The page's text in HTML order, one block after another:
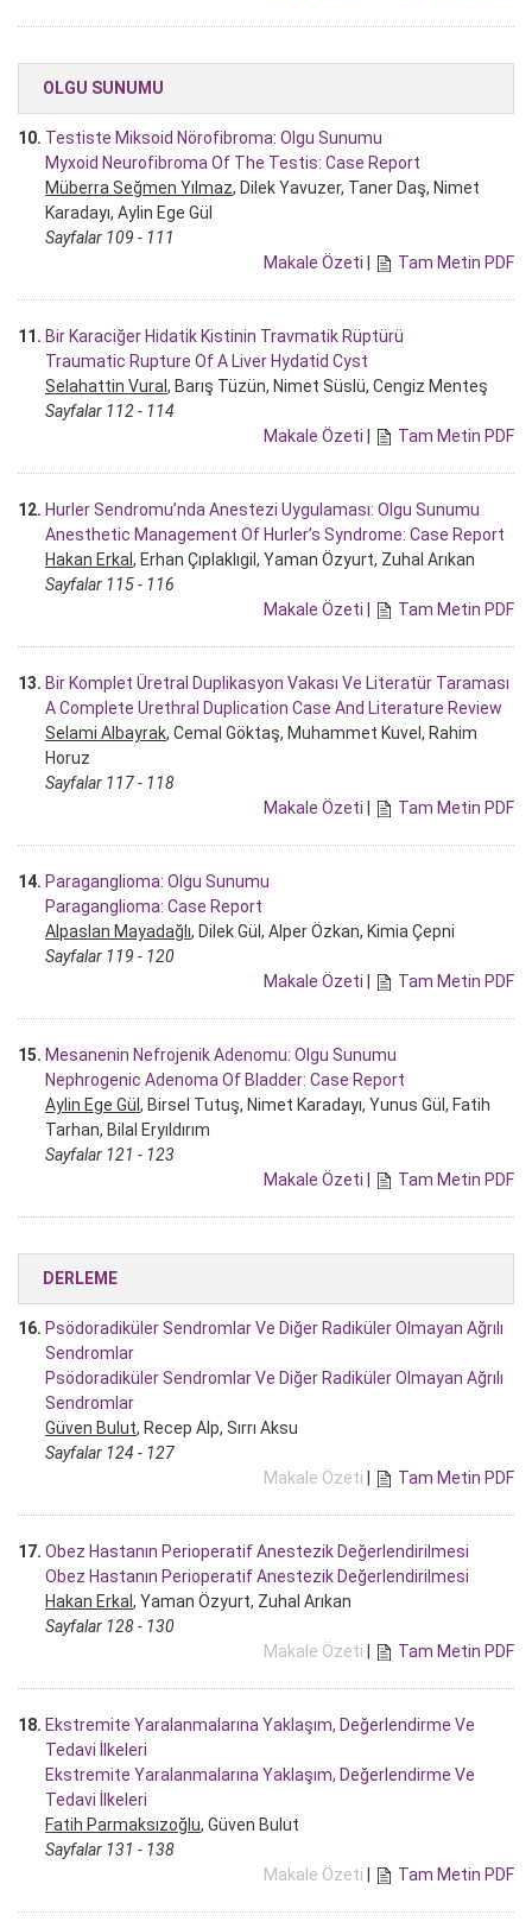
OLGU SUNUMU
10. Testiste Miksoid Nörofibroma: Olgu Sunumu
Myxoid Neurofibroma Of The Testis: Case Report
Müberra Seğmen Yılmaz, Dilek Yavuzer, Taner Daş, Nimet
Karadayı, Aylin Ege Gül
Sayfalar 109 - 111
Makale Özeti | Tam Metin PDF
11. Bir Karaciğer Hidatik Kistinin Travmatik Rüptürü
Traumatic Rupture Of A Liver Hydatid Cyst
Selahattin Vural, Barış Tüzün, Nimet Süslü, Cengiz Menteş
Sayfalar 112 - 114
Makale Özeti | Tam Metin PDF
12. Hurler Sendromu’nda Anestezi Uygulaması: Olgu Sunumu
Anesthetic Management Of Hurler’s Syndrome: Case Report
Hakan Erkal, Erhan Çıplaklıgil, Yaman Özyurt, Zuhal Arıkan
Sayfalar 115 - 116
Makale Özeti | Tam Metin PDF
13. Bir Komplet Üretral Duplikasyon Vakası Ve Literatür Taraması
A Complete Urethral Duplication Case And Literature Review
Selami Albayrak, Cemal Göktaş, Muhammet Kuvel, Rahim
Horuz
Sayfalar 117 - 118
Makale Özeti | Tam Metin PDF
14. Paraganglioma: Olgu Sunumu
Paraganglioma: Case Report
Alpaslan Mayadağlı, Dilek Gül, Alper Özkan, Kimia Çepni
Sayfalar 119 - 120
Makale Özeti | Tam Metin PDF
15. Mesanenin Nefrojenik Adenomu: Olgu Sunumu
Nephrogenic Adenoma Of Bladder: Case Report
Aylin Ege Gül, Birsel Tutuş, Nimet Karadayı, Yunus Gül, Fatih
Tarhan, Bilal Eryıldırım
Sayfalar 121 - 123
Makale Özeti | Tam Metin PDF
DERLEME
16. Psödoradiküler Sendromlar Ve Diğer Radiküler Olmayan Ağrılı
Sendromlar
Psödoradiküler Sendromlar Ve Diğer Radiküler Olmayan Ağrılı
Sendromlar
Güven Bulut, Recep Alp, Sırrı Aksu
Sayfalar 124 - 127
Makale Özeti | Tam Metin PDF
17. Obez Hastanın Perioperatif Anestezik Değerlendirilmesi
Obez Hastanın Perioperatif Anestezik Değerlendirilmesi
Hakan Erkal, Yaman Özyurt, Zuhal Arıkan
Sayfalar 128 - 130
Makale Özeti | Tam Metin PDF
18. Ekstremite Yaralanmalarına Yaklaşım, Değerlendirme Ve
Tedavi İlkeleri
Ekstremite Yaralanmalarına Yaklaşım, Değerlendirme Ve
Tedavi İlkeleri
Fatih Parmaksızoğlu, Güven Bulut
Sayfalar 131 - 138
Makale Özeti | Tam Metin PDF